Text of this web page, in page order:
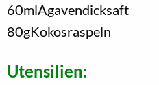
60mlAgavendicksaft
80gKokosraspeln
Utensilien: